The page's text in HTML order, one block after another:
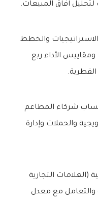
آفاق المبيعات.
والخطط
الأداء ربع
شركاء المطاعم
والحملات وإدارة
(العلامات التجارية
والتعامل مع معدل